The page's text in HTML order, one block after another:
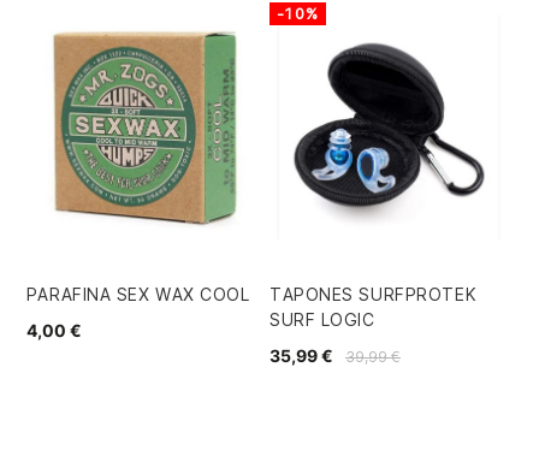
PARAFINA SEX WAX COOL
4,00 €
TAPONES SURFPROTEK
SURF LOGIC
39,99 €
35,99 €
-10%